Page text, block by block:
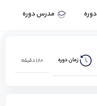
مدرس دوره
زمان دوره 180 دقیقه